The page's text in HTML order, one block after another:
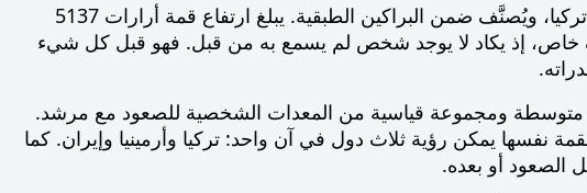
يُعد جبل أرارات أعلى كتلة بركانية في الهضبة الأرمنية في شرق تركيا، ويُصنَّف ضمن البراكين الطبقية. يبلغ ارتفاع قمة أرارات 5137
خاص، إذ يكاد لا يوجد شخص لم يسمع به من قبل. فهو قبل كل شيء
متوسطة ومجموعة قياسية من المعدات الشخصية للصعود مع مرشد.
نفسها يمكن رؤية ثلاث دول في آن واحد: تركيا وأرمينيا وإيران. كما
الصعود أو بعده.